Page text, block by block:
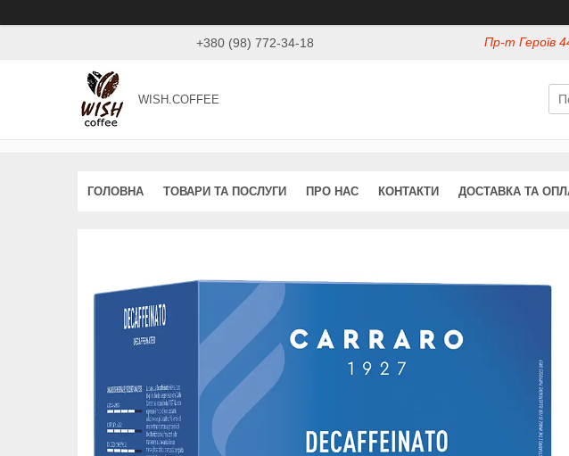
+380 (98) 772-34-18 Пр-т Героїв
WISH.COFFEE
ГОЛОВНА ТОВАРИ ТА ПОСЛУГИ ПРО НАС КОНТАКТИ ДОСТАВКА ТА